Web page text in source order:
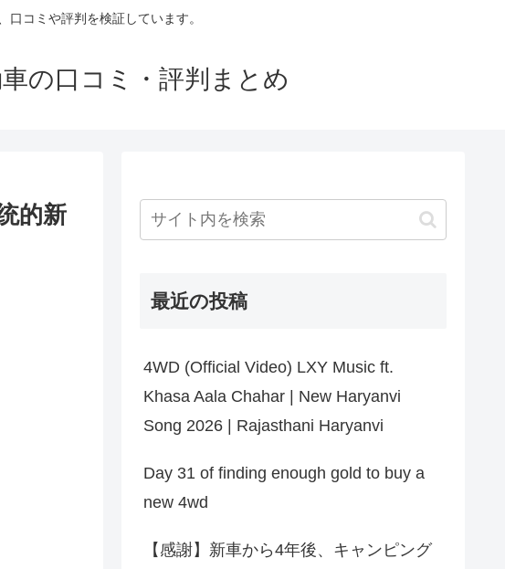
コミや評判を検証しています。
の口コミ・評判まとめ
的新
最近の投稿
4WD (Official Video) LXY Music ft.
Khasa Aala Chahar | New Haryanvi
Song 2026 | Rajasthani Haryanvi
Day 31 of finding enough gold to buy a
new 4wd
【感謝】新車から4年後、キャンピング